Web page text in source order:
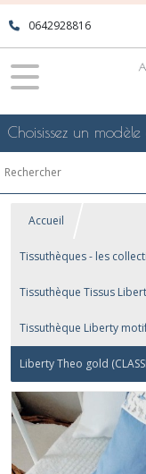
0642928816
Accueil
Tissuthèques - les
Tissuthèque Tissus
Tissuthèque Liberty
Liberty Theo gold